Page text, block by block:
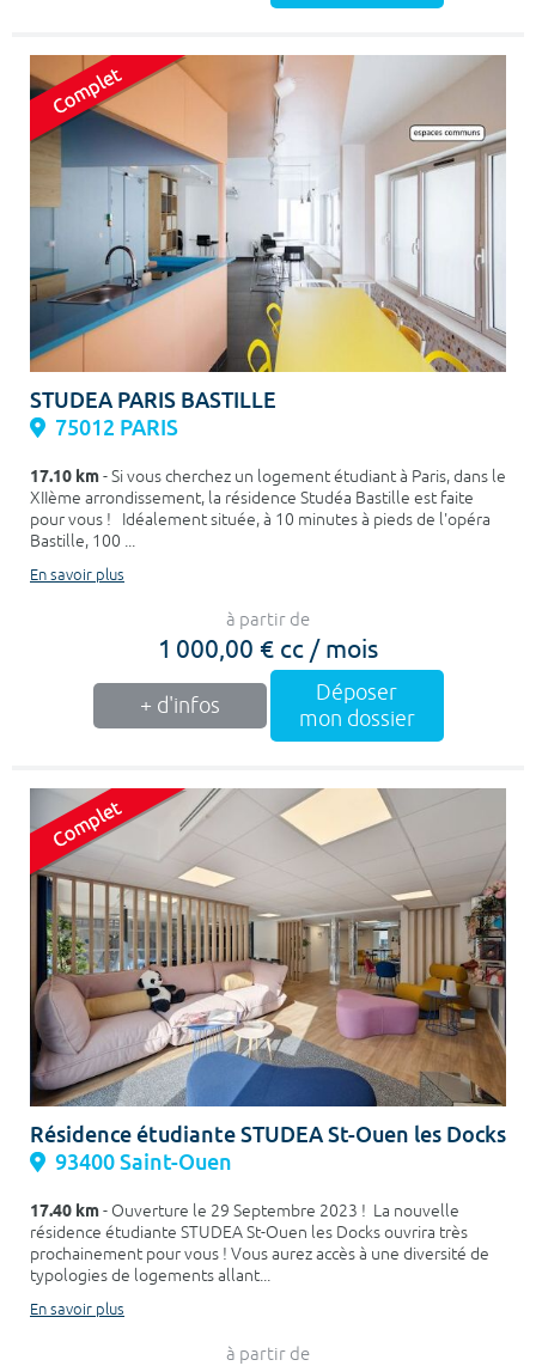
STUDEA PARIS BASTILLE
75012 PARIS
17.10 km- Si vous cherchez un logement étudiant à Paris, dans le
XIIème arrondissement, la résidence Studéa Bastille est faite
pour vous ! Idéalement située, à 10 minutes à pieds de l'opéra
Bastille, 100 ...
En savoir plus
à partir de
1 000,00 € cc / mois
+ d'infos
Déposer
mon dossier
Résidence étudiante STUDEA St-Ouen les Docks
93400 Saint-Ouen
17.40 km- Ouverture le 29 Septembre 2023 ! La nouvelle
résidence étudiante STUDEA St-Ouen les Docks ouvrira très
prochainement pour vous ! Vous aurez accès à une diversité de
typologies de logements allant...
En savoir plus
à partir de